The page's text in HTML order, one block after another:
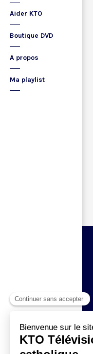
Aider KTO
Boutique DVD
A propos
Ma playlist